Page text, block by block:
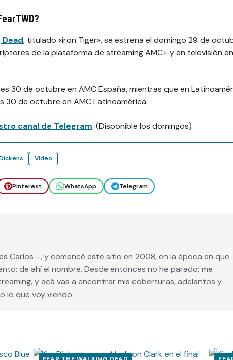
Dead, titulado «iron Tiger», se estrena el domingo 29 de
de la plataforma de streaming AMC+ y en televisión
30 de octubre en AMC España, mientras que en
30 de octubre en AMC Latinoamérica.
canal de Telegram. (Disponible los domingos)
Video
Pinterest WhatsApp Telegram
Carlos—, y comencé este sitio en 2008, en la época en que
de ahí el nombre. Desde entonces no he parado: me
y acá vas a encontrar mis coberturas, adelantos y
lo que voy viendo.